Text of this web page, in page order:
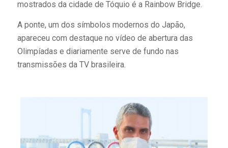
mostrados da cidade de Tóquio é a Rainbow Bridge.
A ponte, um dos símbolos modernos do Japão,
apareceu com destaque no vídeo de abertura das
Olimpíadas e diariamente serve de fundo nas
transmissões da TV brasileira.